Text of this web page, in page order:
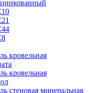
кровельная
кровельная
стеновая минеральная